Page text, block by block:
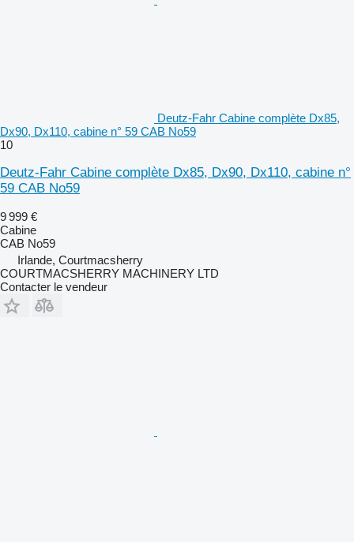
Deutz-Fahr Cabine complète Dx85,
Dx90, Dx110, cabine n° 59 CAB No59
10
Deutz-Fahr Cabine complète Dx85, Dx90, Dx110, cabine n°
59 CAB No59
9 999 €
Cabine
CAB No59
Irlande, Courtmacsherry
COURTMACSHERRY MACHINERY LTD
Contacter le vendeur